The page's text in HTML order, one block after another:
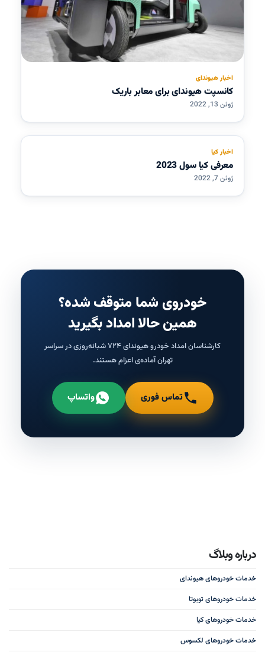
اخبار هیوندای
کانسپت هیوندای برای معابر باریک
ژوئن 13, 2022
اخبار کیا
معرفی کیا سول 2023
ژوئن 7, 2022
خودروی شما متوقف شده؟
همین حالا امداد بگیرید
کارشناسان امداد خودرو هیوندای ۷۲۴ شبانه‌روزی در سراسر
تهران آماده‌ی اعزام هستند.
تماس فوری واتساپ
درباره وبلاگ
خدمات خودروهای هیوندای
خدمات خودروهای تویوتا
خدمات خودروهای کیا
خدمات خودروهای لکسوس